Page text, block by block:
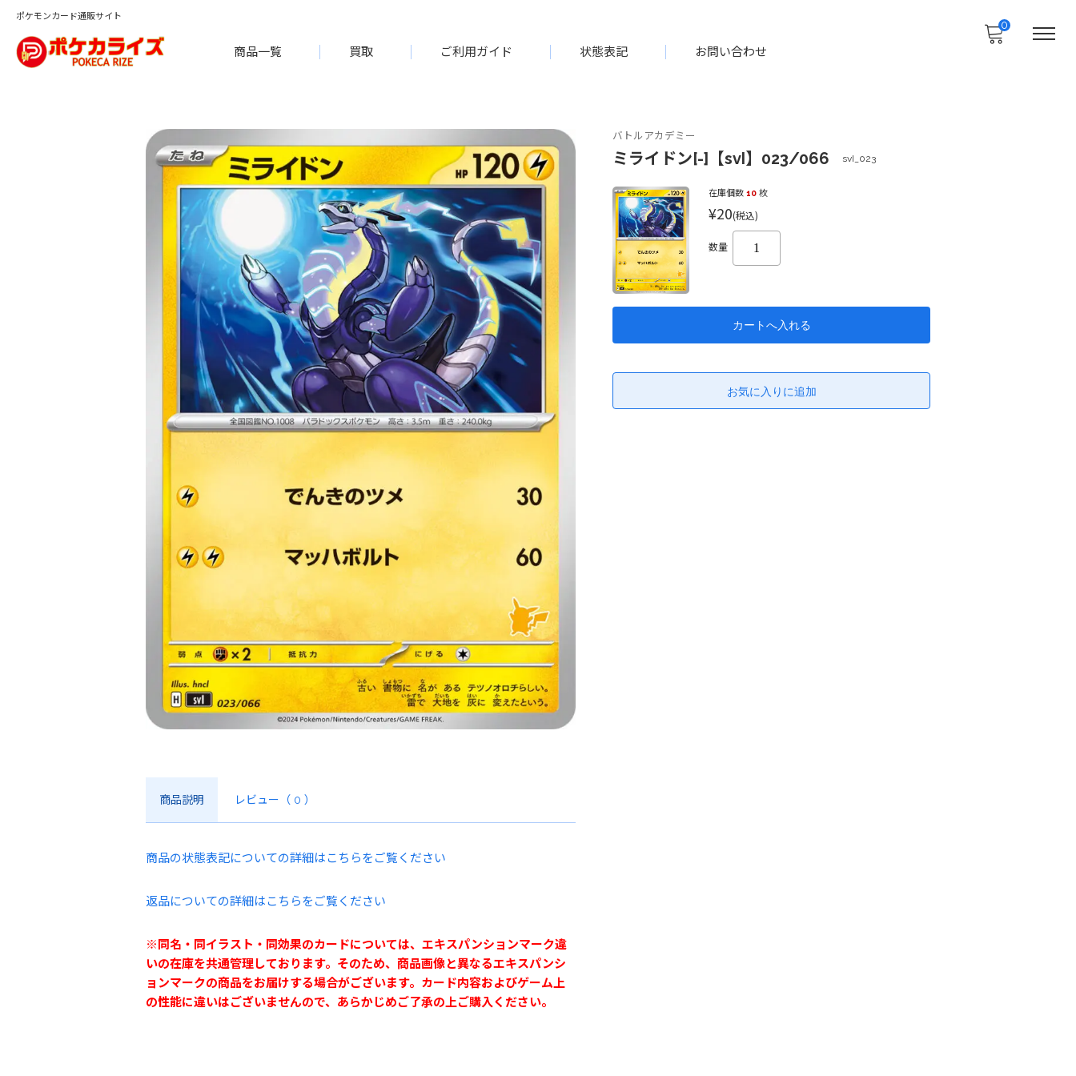
ポケモンカード通販サイト
商品一覧 買取 ご利用ガイド 状態表記 お問い合わせ
0
バトルアカデミー
ミライドン[-]【svI】023/066 svI_023
在庫個数10 枚
¥20(税込)
数量
商品説明 レビュー （ 0 ）
商品の状態表記についての詳細はこちらをご覧ください
返品についての詳細はこちらをご覧ください
※同名・同イラスト・同効果のカードについては、エキスパンションマーク違
いの在庫を共通管理しております。そのため、商品画像と異なるエキスパンシ
ョンマークの商品をお届けする場合がございます。カード内容およびゲーム上
の性能に違いはございませんので、あらかじめご了承の上ご購入ください。